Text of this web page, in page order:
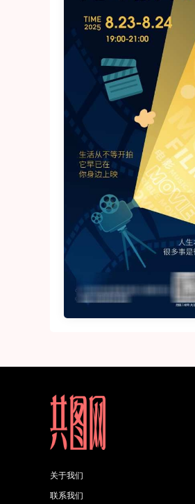
关于我们
联系我们